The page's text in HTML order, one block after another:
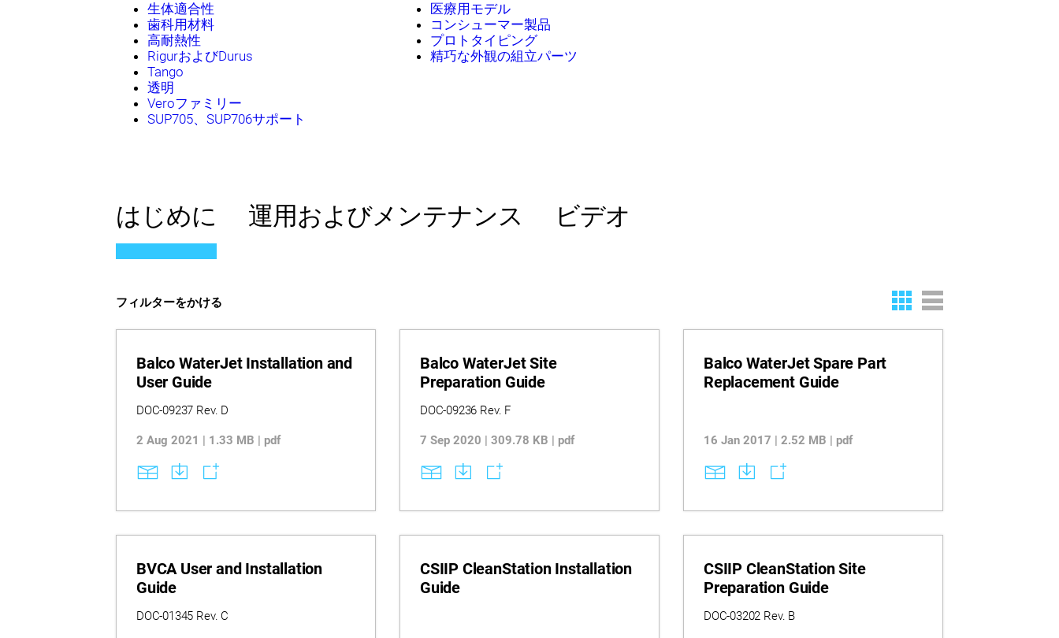
生体適合性
歯科用材料
高耐熱性
RigurおよびDurus
Tango
透明
Veroファミリー
SUP705、SUP706サポート
医療用モデル
コンシューマー製品
プロトタイピング
精巧な外観の組立パーツ
はじめに 運用およびメンテナンス ビデオ
フィルターをかける
Balco WaterJet Installation and
User Guide
DOC-09237 Rev. D
2 Aug 2021 | 1.33 MB | pdf
Balco WaterJet Site
Preparation Guide
DOC-09236 Rev. F
7 Sep 2020 | 309.78 KB | pdf
Balco WaterJet Spare Part
Replacement Guide
16 Jan 2017 | 2.52 MB | pdf
BVCA User and Installation
Guide
DOC-01345 Rev. C
CSIIP CleanStation Installation
Guide
CSIIP CleanStation Site
Preparation Guide
DOC-03202 Rev. B